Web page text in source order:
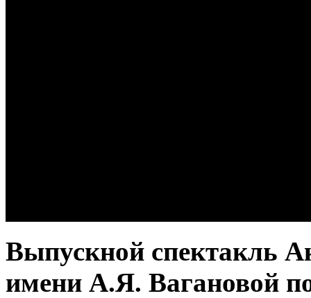
Выпускной спектакль
имени А.Я. Вагановой